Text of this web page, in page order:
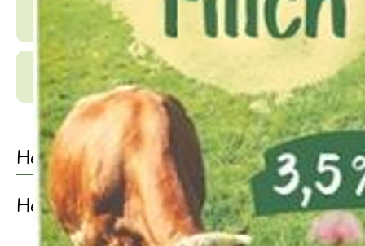
Zutaten
Produktdatenblatt
Herkunft
Hersteller: SMB